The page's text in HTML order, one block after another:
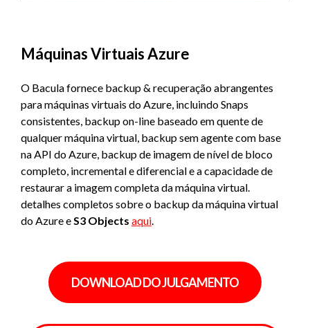
Máquinas Virtuais Azure
O Bacula fornece backup & recuperação abrangentes
para máquinas virtuais do Azure, incluindo Snaps
consistentes, backup on-line baseado em quente de
qualquer máquina virtual, backup sem agente com base
na API do Azure, backup de imagem de nível de bloco
completo, incremental e diferencial e a capacidade de
restaurar a imagem completa da máquina virtual.
detalhes completos sobre o backup da máquina virtual
do Azure eS3 Objects aqui.
DOWNLOAD DO JULGAMENTO